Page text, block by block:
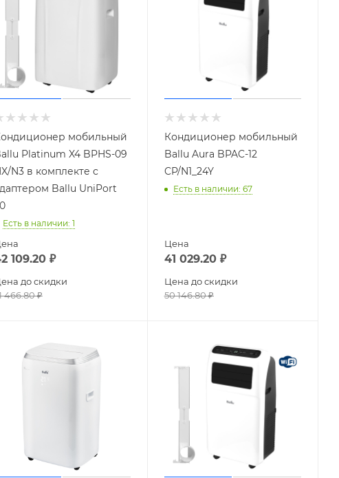
мобильный
Platinum X4 BPHS-09
N3 в комплекте с
Ballu UniPort
Есть в наличии: 1
109.20₽
до скидки
466.80₽
Кондиционер мобильный
Ballu Aura BPAC-12
CP/N1_24Y
Есть в наличии: 67
Цена
41 029.20₽
Цена до скидки
50 146.80₽